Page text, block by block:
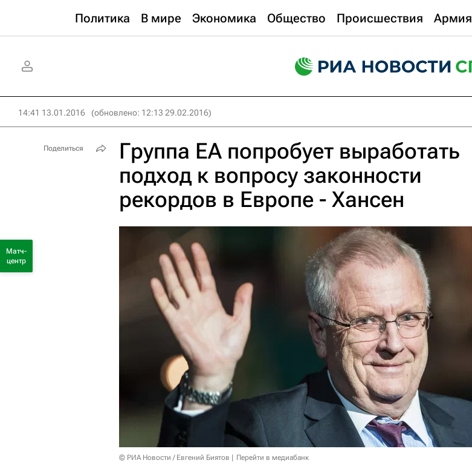
Политика В мире Экономика Общество Происшествия Армия
14:41 13.01.2016 (обновлено: 12:13 29.02.2016)
Группа ЕА попробует выработать
подход к вопросу законности
рекордов в Европе - Хансен
© РИА Новости / Евгений Биятов Перейти в медиабанк
Поделиться
Матч-
центр